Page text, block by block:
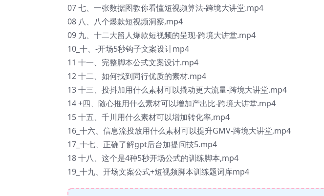
07 七、一张数据图教你看懂短视频算法-跨境大讲堂.mp4
08 八、八个爆款短视频洞察,mp4
09 九、十二大留人爆款短视频的呈现-跨境大讲堂.mp4
10_十、-开场5秒钩子文案设计mp4
11 十一、完整脚本公式文案设计.mp4
12 十二、如何找到同行优质的素材.mp4
13 十三、投抖加用什么素材可以撬动更大流量-跨境大讲堂.mp4
14 +四、随心推用什么素材可以增加产出比-跨境大讲堂.mp4
15 十五、千川用什么素材可以增加转化率,mp4
16_十六、信息流投放用什么素材可以提升GMV-跨境大讲堂,mp4
17_十七、正确了解gpt后台加提问技5.mp4
18 十八、这个是4种5秒开场公式的训练脚本,mp4
19_十九、开场文案公式+短视频脚本训练题词库mp4